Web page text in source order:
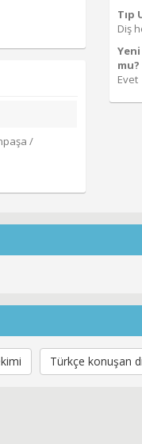
Tıp
Diş
mu?
Evet
/
Türkçe konuşan